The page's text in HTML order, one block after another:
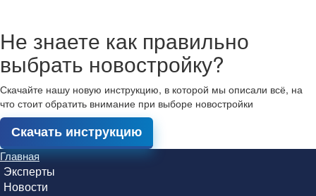
Не знаете как правильно
выбрать новостройку?
Скачайте нашу новую инструкцию, в которой мы описали всё, на
что стоит обратить внимание при выборе новостройки
Скачать инструкцию
Главная
Эксперты
Новости